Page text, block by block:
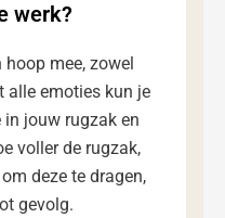
werk?
hoop mee, zowel
alle emoties kun je
in jouw rugzak en
voller de rugzak,
deze te dragen,
gevolg.